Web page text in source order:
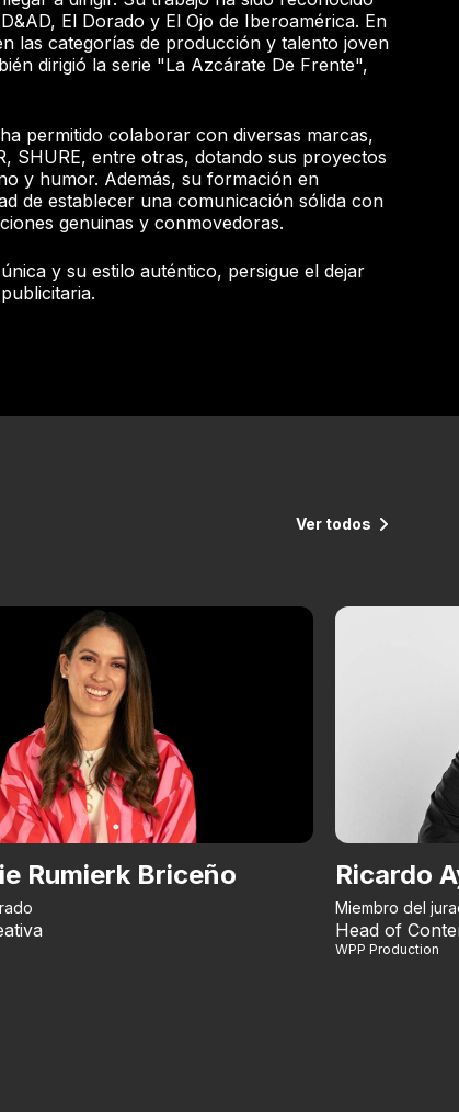
El Dorado y El Ojo de Iberoamérica. En
las categorías de producción y talento joven
dirigió la serie "La Azcárate De Frente",
permitido colaborar con diversas marcas,
SHURE, entre otras, dotando sus proyectos
y humor. Además, su formación en
de establecer una comunicación sólida con
genuinas y conmovedoras.
y su estilo auténtico, persigue el dejar
Ver todos
Rumierk Briceño Ricardo
Miembro del
Head of
WPP Production